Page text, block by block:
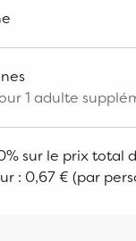
1 adulte
sur le prix total
: 0,67 € (par